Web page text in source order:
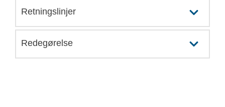
Retningslinjer
Redegørelse